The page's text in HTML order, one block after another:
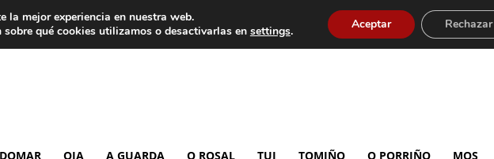
OIA A GUARDA O ROSAL TUI TOMIÑO O PORRIÑO MOS
la mejor experiencia en nuestra web.
qué cookies utilizamos o desactivarlas en settings. Aceptar Rechazar